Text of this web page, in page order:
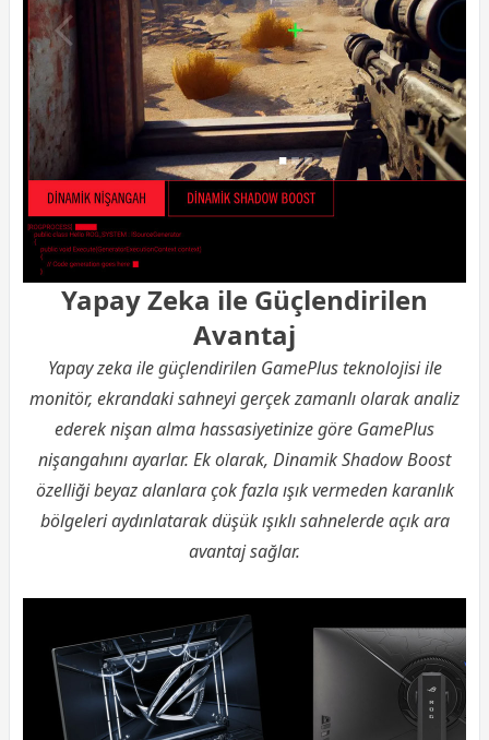
Yapay Zeka ile Güçlendirilen
Avantaj
Yapay zeka ile güçlendirilen GamePlus teknolojisi ile
monitör, ekrandaki sahneyi gerçek zamanlı olarak analiz
ederek nişan alma hassasiyetinize göre GamePlus
nişangahını ayarlar. Ek olarak, Dinamik Shadow Boost
özelliği beyaz alanlara çok fazla ışık vermeden karanlık
bölgeleri aydınlatarak düşük ışıklı sahnelerde açık ara
avantaj sağlar.